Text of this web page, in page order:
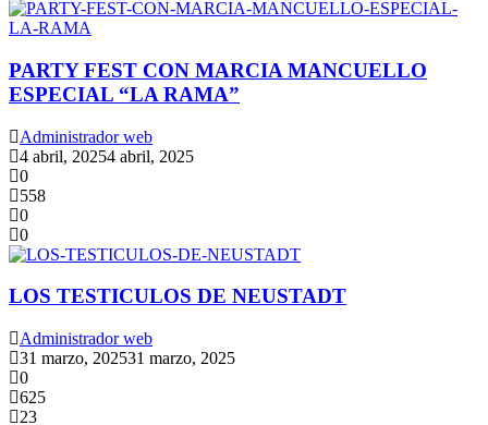
PARTY FEST CON MARCIA MANCUELLO
ESPECIAL “LA RAMA”
Administrador web
4 abril, 20254 abril, 2025
0
558
0
0
LOS TESTICULOS DE NEUSTADT
Administrador web
31 marzo, 202531 marzo, 2025
0
625
23